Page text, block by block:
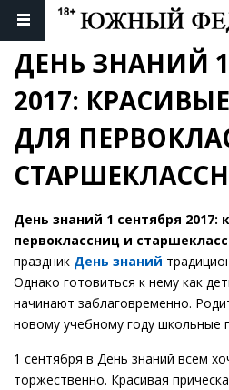
ДЕНЬ ЗНАНИЙ
2017:
ДЛЯ
День знаний 1 сентября 2017:
первоклассниц и
праздник День знаний
Однако готовиться к нему как
начинают заблаговременно.
новому учебному году школьные
1 сентября в День знаний всем
торжественно. Красивая